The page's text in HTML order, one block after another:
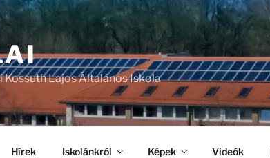
Kossuth Lajos Általános Iskola
Hírek Iskolánkról Képek Videók